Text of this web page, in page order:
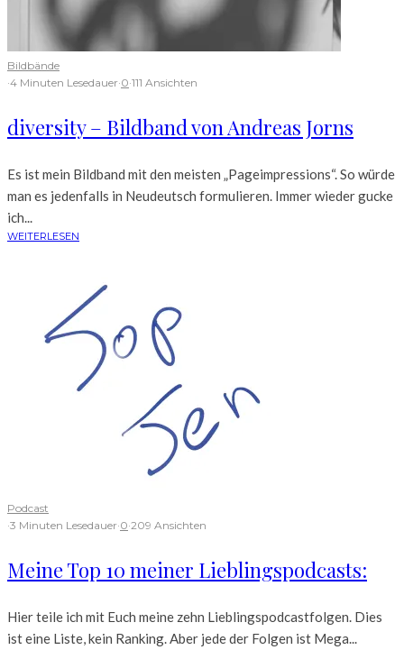
Bildbände
·4 Minuten Lesedauer·0·111 Ansichten
diversity – Bildband von Andreas Jorns
Es ist mein Bildband mit den meisten „Pageimpressions“. So würde
man es jedenfalls in Neudeutsch formulieren. Immer wieder gucke
ich...
WEITERLESEN
Podcast
·3 Minuten Lesedauer·0·209 Ansichten
Meine Top 10 meiner Lieblingspodcasts:
Hier teile ich mit Euch meine zehn Lieblingspodcastfolgen. Dies
ist eine Liste, kein Ranking. Aber jede der Folgen ist Mega...